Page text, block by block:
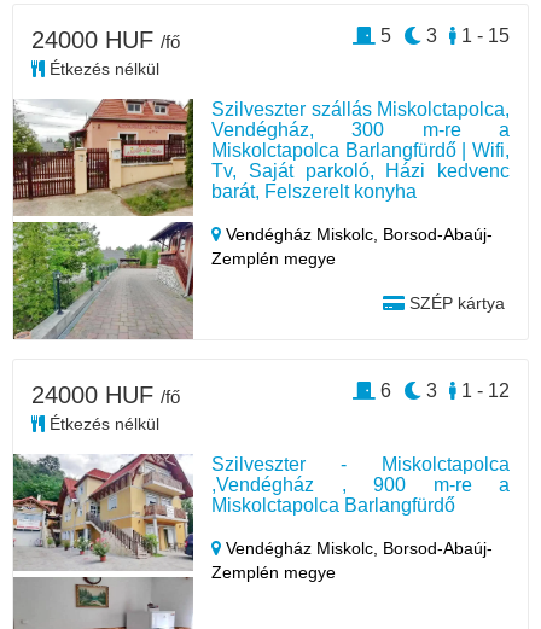
Szilveszter szállás Miskolctapolca,
Vendégház, 300 m-re a
Miskolctapolca Barlangfürdő | Wifi,
Tv, Saját parkoló, Házi kedvenc
barát, Felszerelt konyha
Vendégház Miskolc, Borsod-Abaúj-
Zemplén megye
SZÉP kártya
24000 HUF /fő
Étkezés nélkül
1 - 15
3
5
Szilveszter - Miskolctapolca
,Vendégház , 900 m-re a
Miskolctapolca Barlangfürdő
Vendégház Miskolc, Borsod-Abaúj-
Zemplén megye
24000 HUF /fő
Étkezés nélkül
1 - 12
3
6